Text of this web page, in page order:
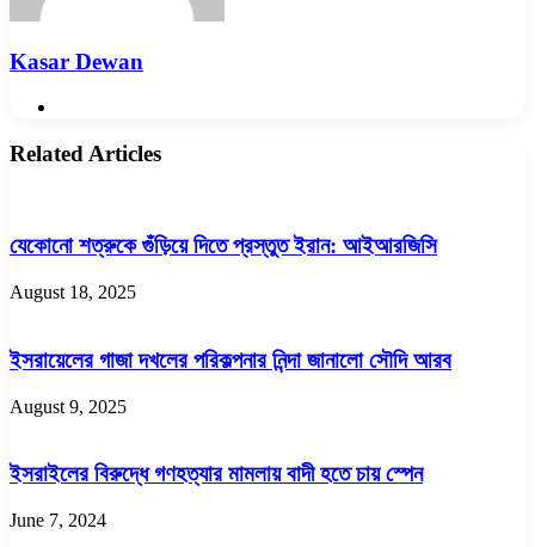
Kasar Dewan
Related Articles
যেকোনো শত্রুকে গুঁড়িয়ে দিতে প্রস্তুত ইরান: আইআরজিসি
August 18, 2025
ইসরায়েলের গাজা দখলের পরিকল্পনার নিন্দা জানালো সৌদি আরব
August 9, 2025
ইসরাইলের বিরুদ্ধে গণহত্যার মামলায় বাদী হতে চায় স্পেন
June 7, 2024